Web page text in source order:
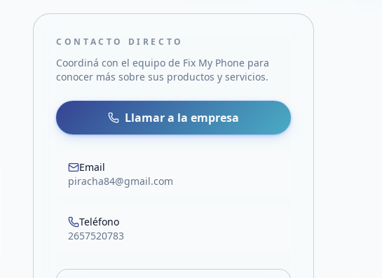
empresa
Compartir por WhatsApp
Compartir por mail
en Facebook
CONTACTO DIRECTO
Coordiná con el equipo de Fix My Phone para
conocer más sobre sus productos y servicios.
Llamar a la empresa
Email
piracha84@gmail.com
Teléfono
2657520783